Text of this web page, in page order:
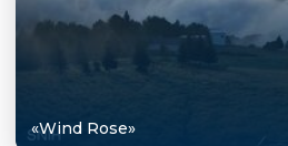
«Wind Rose»